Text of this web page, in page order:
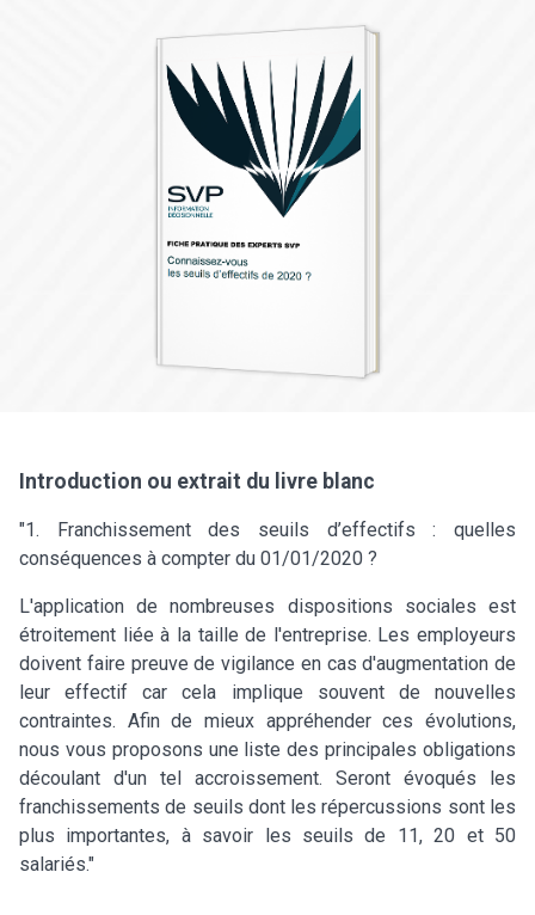
Introduction ou extrait du livre blanc
"1. Franchissement des seuils d’effectifs : quelles
conséquences à compter du 01/01/2020 ?
L'application de nombreuses dispositions sociales est
étroitement liée à la taille de l'entreprise. Les employeurs
doivent faire preuve de vigilance en cas d'augmentation de
leur effectif car cela implique souvent de nouvelles
contraintes. Afin de mieux appréhender ces évolutions,
nous vous proposons une liste des principales obligations
découlant d'un tel accroissement. Seront évoqués les
franchissements de seuils dont les répercussions sont les
plus importantes, à savoir les seuils de 11, 20 et 50
salariés."